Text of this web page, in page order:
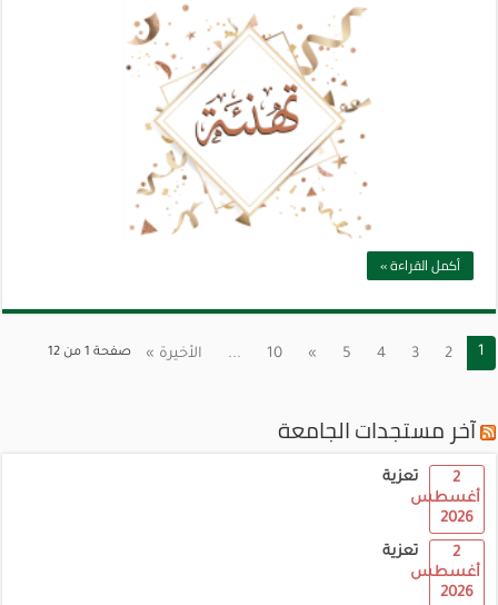
أكمل القراءة »
صفحة 1 من 12 1
2
3
4
5
»
10
... الأخيرة »
آخر مستجدات الجامعة
تعزية
2
أغسطس
2026
تعزية
2
أغسطس
2026